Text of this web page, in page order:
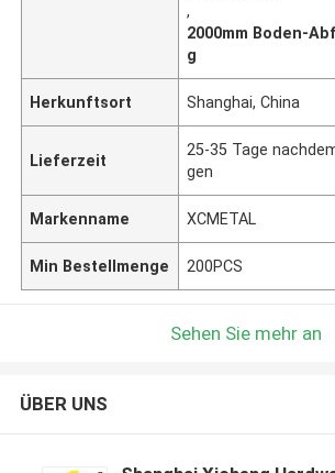
,
2000mm Boden-
g
Herkunftsort Shanghai, China
Lieferzeit
25-35 Tage
gen
Markenname XCMETAL
Min Bestellmenge 200PCS
Sehen Sie mehr an
ÜBER UNS